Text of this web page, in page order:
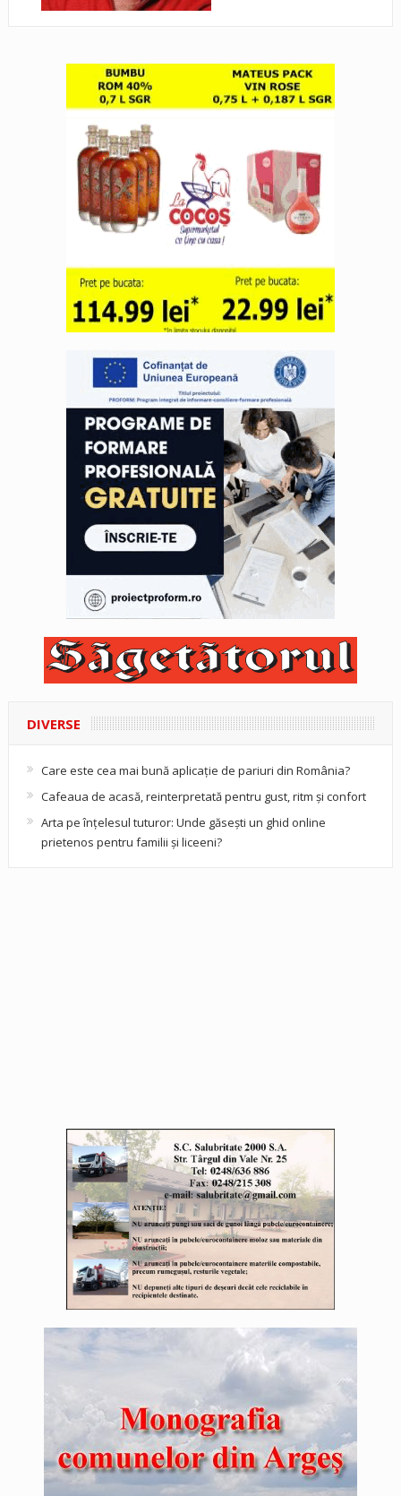
DIVERSE
Care este cea mai bună aplicație de pariuri din România?
Cafeaua de acasă, reinterpretată pentru gust, ritm și confort
Arta pe înțelesul tuturor: Unde găsești un ghid online
prietenos pentru familii și liceeni?